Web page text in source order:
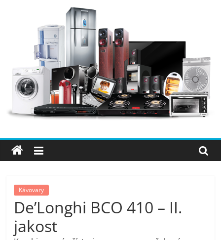
Elektro
OK
–
nejlepší
elektronika
porovnání,
Kávovary
De’Longhi BCO 410 – II.
jakost